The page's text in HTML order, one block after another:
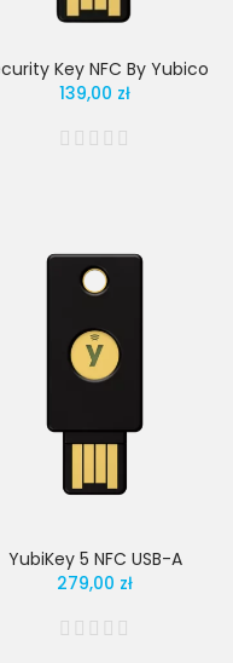
Key NFC By Yubico
139,00 zł
YubiKey 5 NFC USB-A
279,00 zł